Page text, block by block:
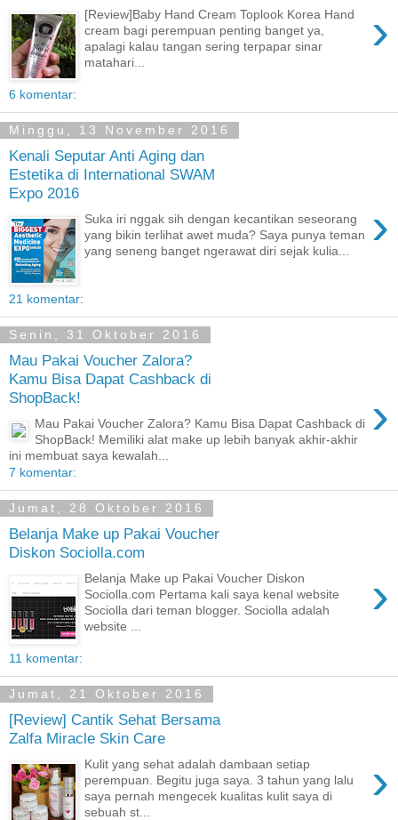
›
[Review]Baby Hand Cream Toplook Korea Hand
cream bagi perempuan penting banget ya,
apalagi kalau tangan sering terpapar sinar
matahari...
6 komentar:
Minggu, 13 November 2016
Kenali Seputar Anti Aging dan
Estetika di International SWAM
Expo 2016
›
Suka iri nggak sih dengan kecantikan seseorang
yang bikin terlihat awet muda? Saya punya teman
yang seneng banget ngerawat diri sejak kulia...
21 komentar:
Senin, 31 Oktober 2016
Mau Pakai Voucher Zalora?
Kamu Bisa Dapat Cashback di
ShopBack!
›
Mau Pakai Voucher Zalora? Kamu Bisa Dapat Cashback di
ShopBack! Memiliki alat make up lebih banyak akhir-akhir
ini membuat saya kewalah...
7 komentar:
Jumat, 28 Oktober 2016
Belanja Make up Pakai Voucher
Diskon Sociolla.com
›
Belanja Make up Pakai Voucher Diskon
Sociolla.com Pertama kali saya kenal website
Sociolla dari teman blogger. Sociolla adalah
website ...
11 komentar:
Jumat, 21 Oktober 2016
[Review] Cantik Sehat Bersama
Zalfa Miracle Skin Care
›
Kulit yang sehat adalah dambaan setiap
perempuan. Begitu juga saya. 3 tahun yang lalu
saya pernah mengecek kualitas kulit saya di
sebuah st...